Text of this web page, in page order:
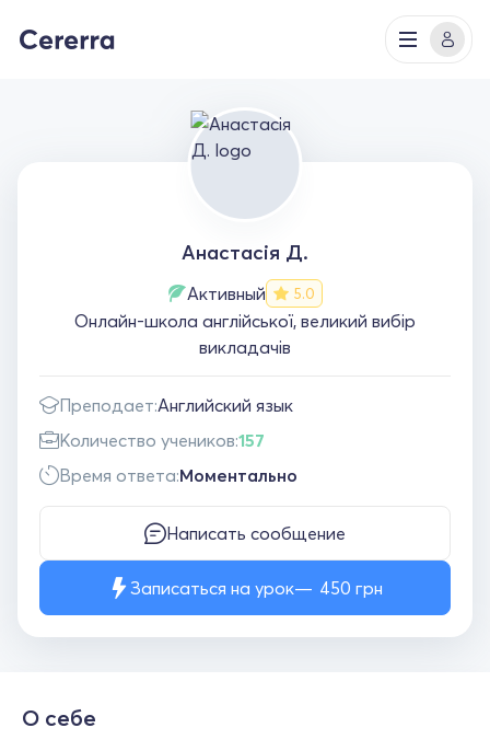
Анастасія Д.
Активный 5.0
Онлайн-школа англійської, великий вибір
викладачів
Преподает:Английский язык
Количество учеников:157
Время ответа:Моментально
Написать сообщение
Записаться на урок 450 грн
О себе